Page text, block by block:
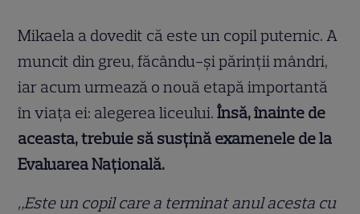
Mikaela a dovedit că este un copil puternic. A
muncit din greu, făcându-și părinții mândri,
iar acum urmează o nouă etapă importantă
în viața ei: alegerea liceului. Însă, înainte de
aceasta, trebuie să susțină examenele de la
Evaluarea Națională.
„Este un copil care a terminat anul acesta cu